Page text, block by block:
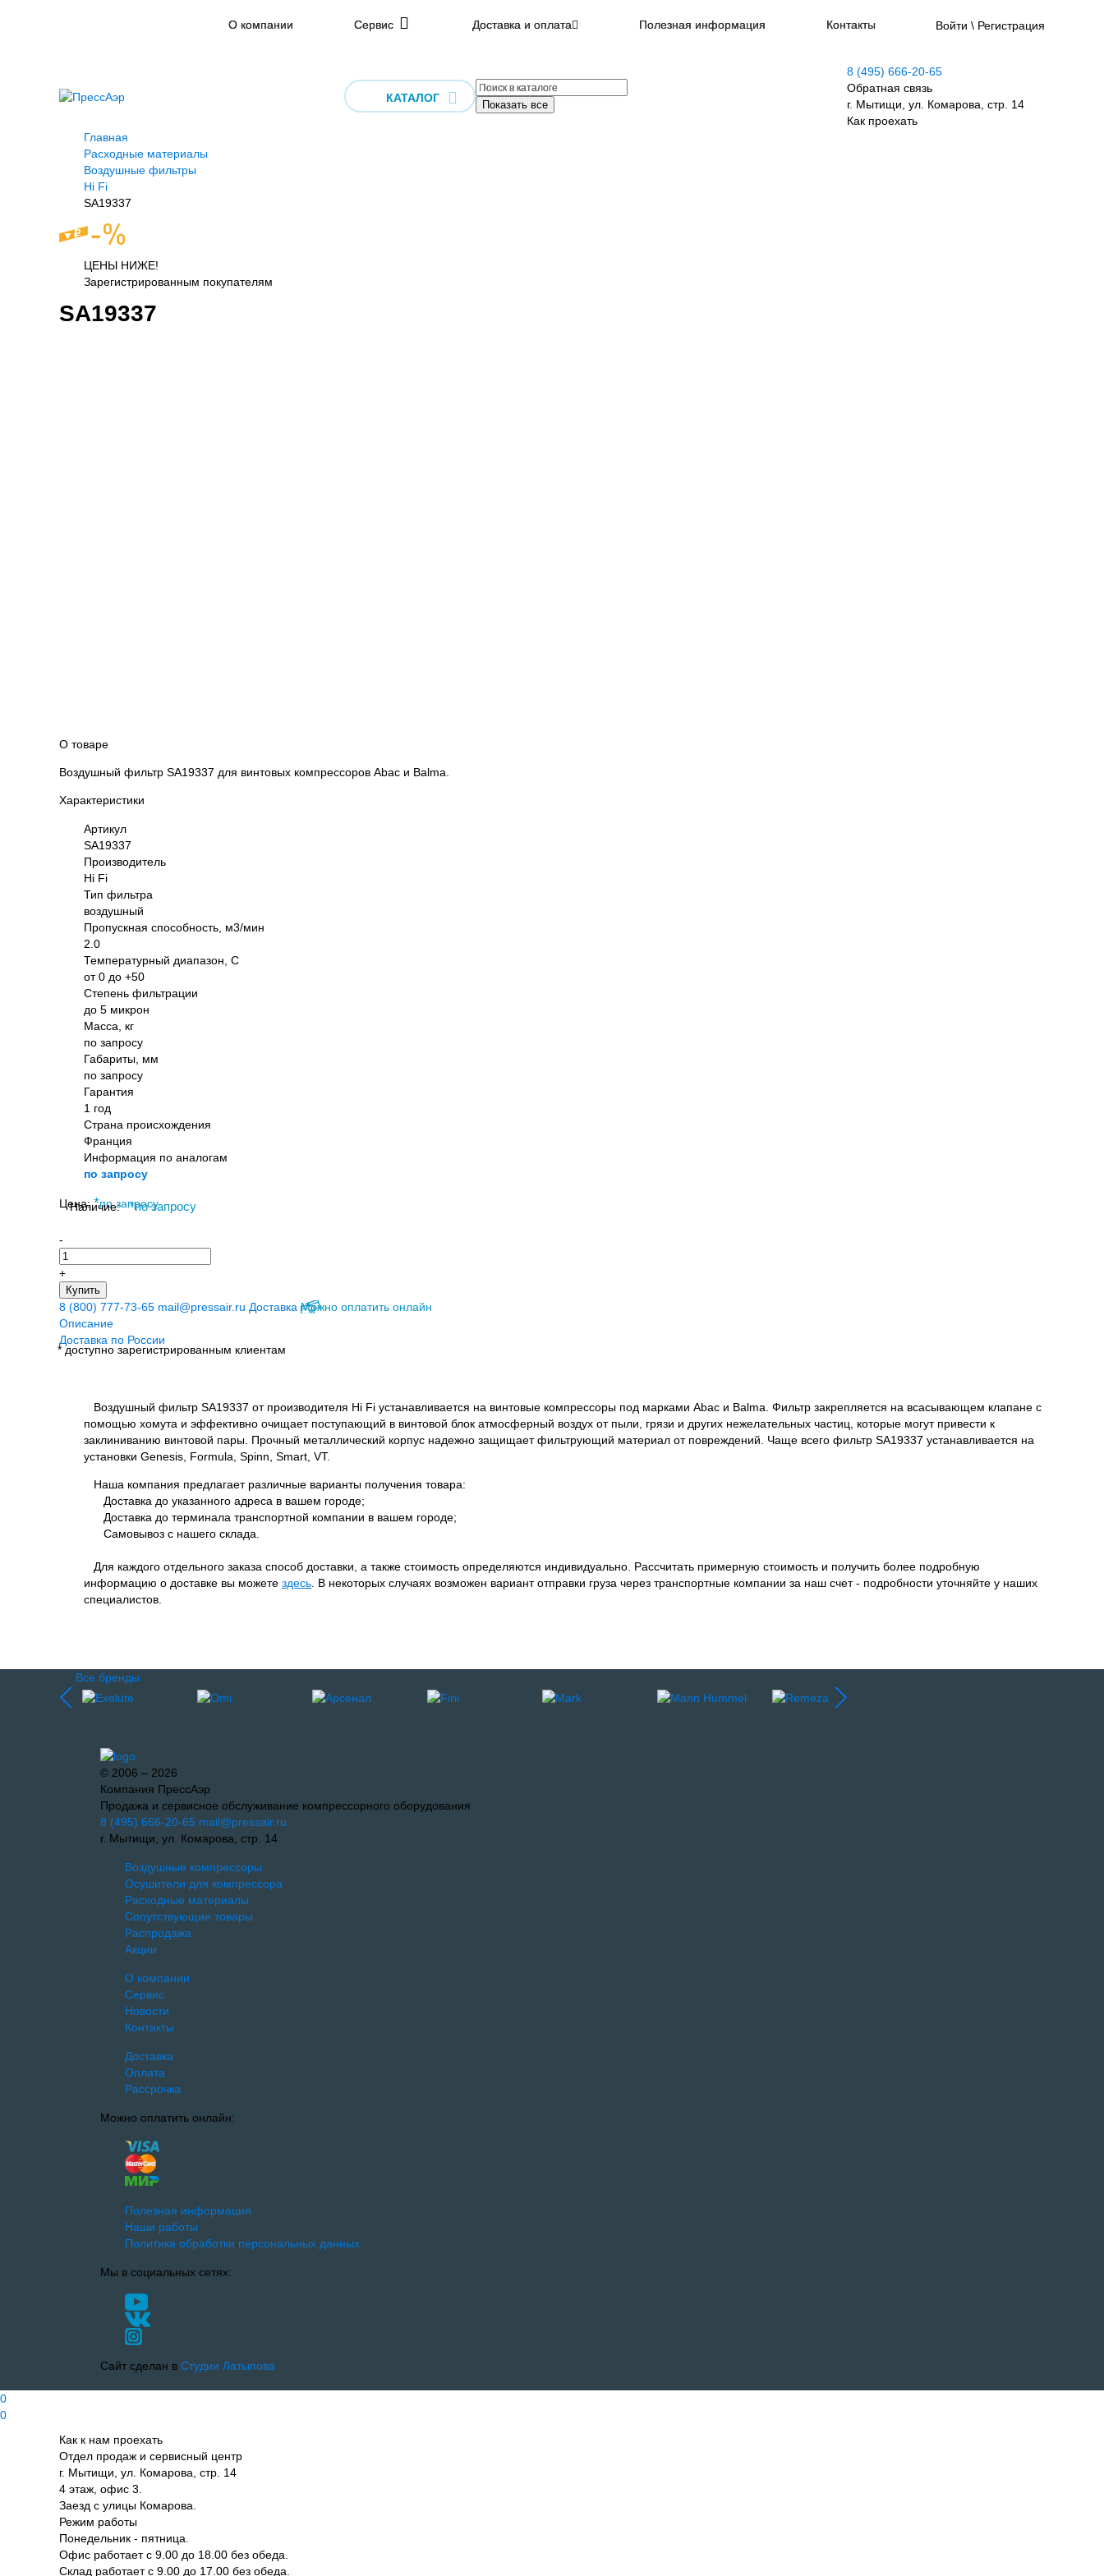
О компании Сервис Доставка и оплата Полезная информация Контакты Войти \ Регистрация
КАТАЛОГ
Показать все
8 (495) 666-20-65
Обратная связь
г. Мытищи, ул. Комарова, стр. 14
Как проехать
Главная
Расходные материалы
Воздушные фильтры
Hi Fi
SA19337
ЦЕНЫ НИЖЕ!
Зарегистрированным покупателям
SA19337
О товаре
Воздушный фильтр SA19337 для винтовых компрессоров Abac и Balma.
Характеристики
Артикул
SA19337
Производитель
Hi Fi
Тип фильтра
воздушный
Пропускная способность, м3/мин
2.0
Температурный диапазон, С
от 0 до +50
Степень фильтрации
до 5 микрон
Масса, кг
по запросу
Габариты, мм
по запросу
Гарантия
1 год
Страна происхождения
Франция
Информация по аналогам
по запросу
Цена: *по запросу
Наличие: *по запросу
-
+
Купить
8 (800) 777-73-65 mail@pressair.ru Доставка Можно оплатить онлайн
* доступно зарегистрированным клиентам
Описание
Доставка по России
Воздушный фильтр SA19337 от производителя Hi Fi устанавливается на винтовые компрессоры под марками Abac и Balma. Фильтр закрепляется на всасывающем клапане с
помощью хомута и эффективно очищает поступающий в винтовой блок атмосферный воздух от пыли, грязи и других нежелательных частиц, которые могут привести к
заклиниванию винтовой пары. Прочный металлический корпус надежно защищает фильтрующий материал от повреждений. Чаще всего фильтр SA19337 устанавливается на
установки Genesis, Formula, Spinn, Smart, VT.
Наша компания предлагает различные варианты получения товара:
Доставка до указанного адреса в вашем городе;
Доставка до терминала транспортной компании в вашем городе;
Самовывоз с нашего склада.
Для каждого отдельного заказа способ доставки, а также стоимость определяются индивидуально. Рассчитать примерную стоимость и получить более подробную
информацию о доставке вы можете здесь . В некоторых случаях возможен вариант отправки груза через транспортные компании за наш счет - подробности уточняйте у наших
специалистов.
Все бренды
© 2006 – 2026
Компания ПрессАэр
Продажа и сервисное обслуживание компрессорного оборудования
8 (495) 666-20-65 mail@pressair.ru
г. Мытищи, ул. Комарова, стр. 14
Воздушные компрессоры
Осушители для компрессора
Расходные материалы
Сопутствующие товары
Распродажа
Акции
О компании
Сервис
Новости
Контакты
Доставка
Оплата
Рассрочка
Можно оплатить онлайн:
Полезная информация
Наши работы
Политика обработки персональных данных
Мы в социальных сетях:
Сайт сделан в Студии Латыпова
0
0
Как к нам проехать
Отдел продаж и сервисный центр
г. Мытищи, ул. Комарова, стр. 14
4 этаж, офис 3.
Заезд с улицы Комарова.
Режим работы
Понедельник - пятница.
Офис работает с 9.00 до 18.00 без обеда.
Склад работает с 9.00 до 17.00 без обеда.